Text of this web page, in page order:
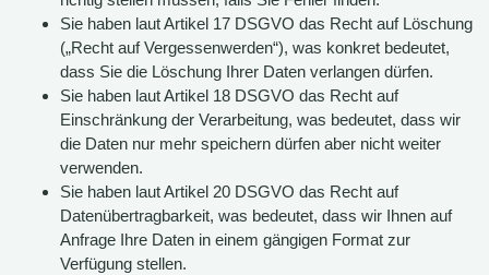
Sie haben laut Artikel 17 DSGVO das Recht auf Löschung
(„Recht auf Vergessenwerden“), was konkret bedeutet,
dass Sie die Löschung Ihrer Daten verlangen dürfen.
Sie haben laut Artikel 18 DSGVO das Recht auf
Einschränkung der Verarbeitung, was bedeutet, dass wir
die Daten nur mehr speichern dürfen aber nicht weiter
verwenden.
Sie haben laut Artikel 20 DSGVO das Recht auf
Datenübertragbarkeit, was bedeutet, dass wir Ihnen auf
Anfrage Ihre Daten in einem gängigen Format zur
Verfügung stellen.